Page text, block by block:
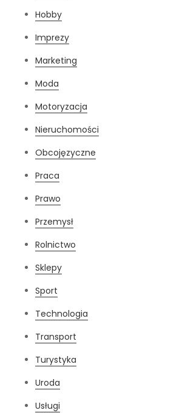
Hobby
Imprezy
Marketing
Moda
Motoryzacja
Nieruchomości
Obcojęzyczne
Praca
Prawo
Przemysł
Rolnictwo
Sklepy
Sport
Technologia
Transport
Turystyka
Uroda
Usługi